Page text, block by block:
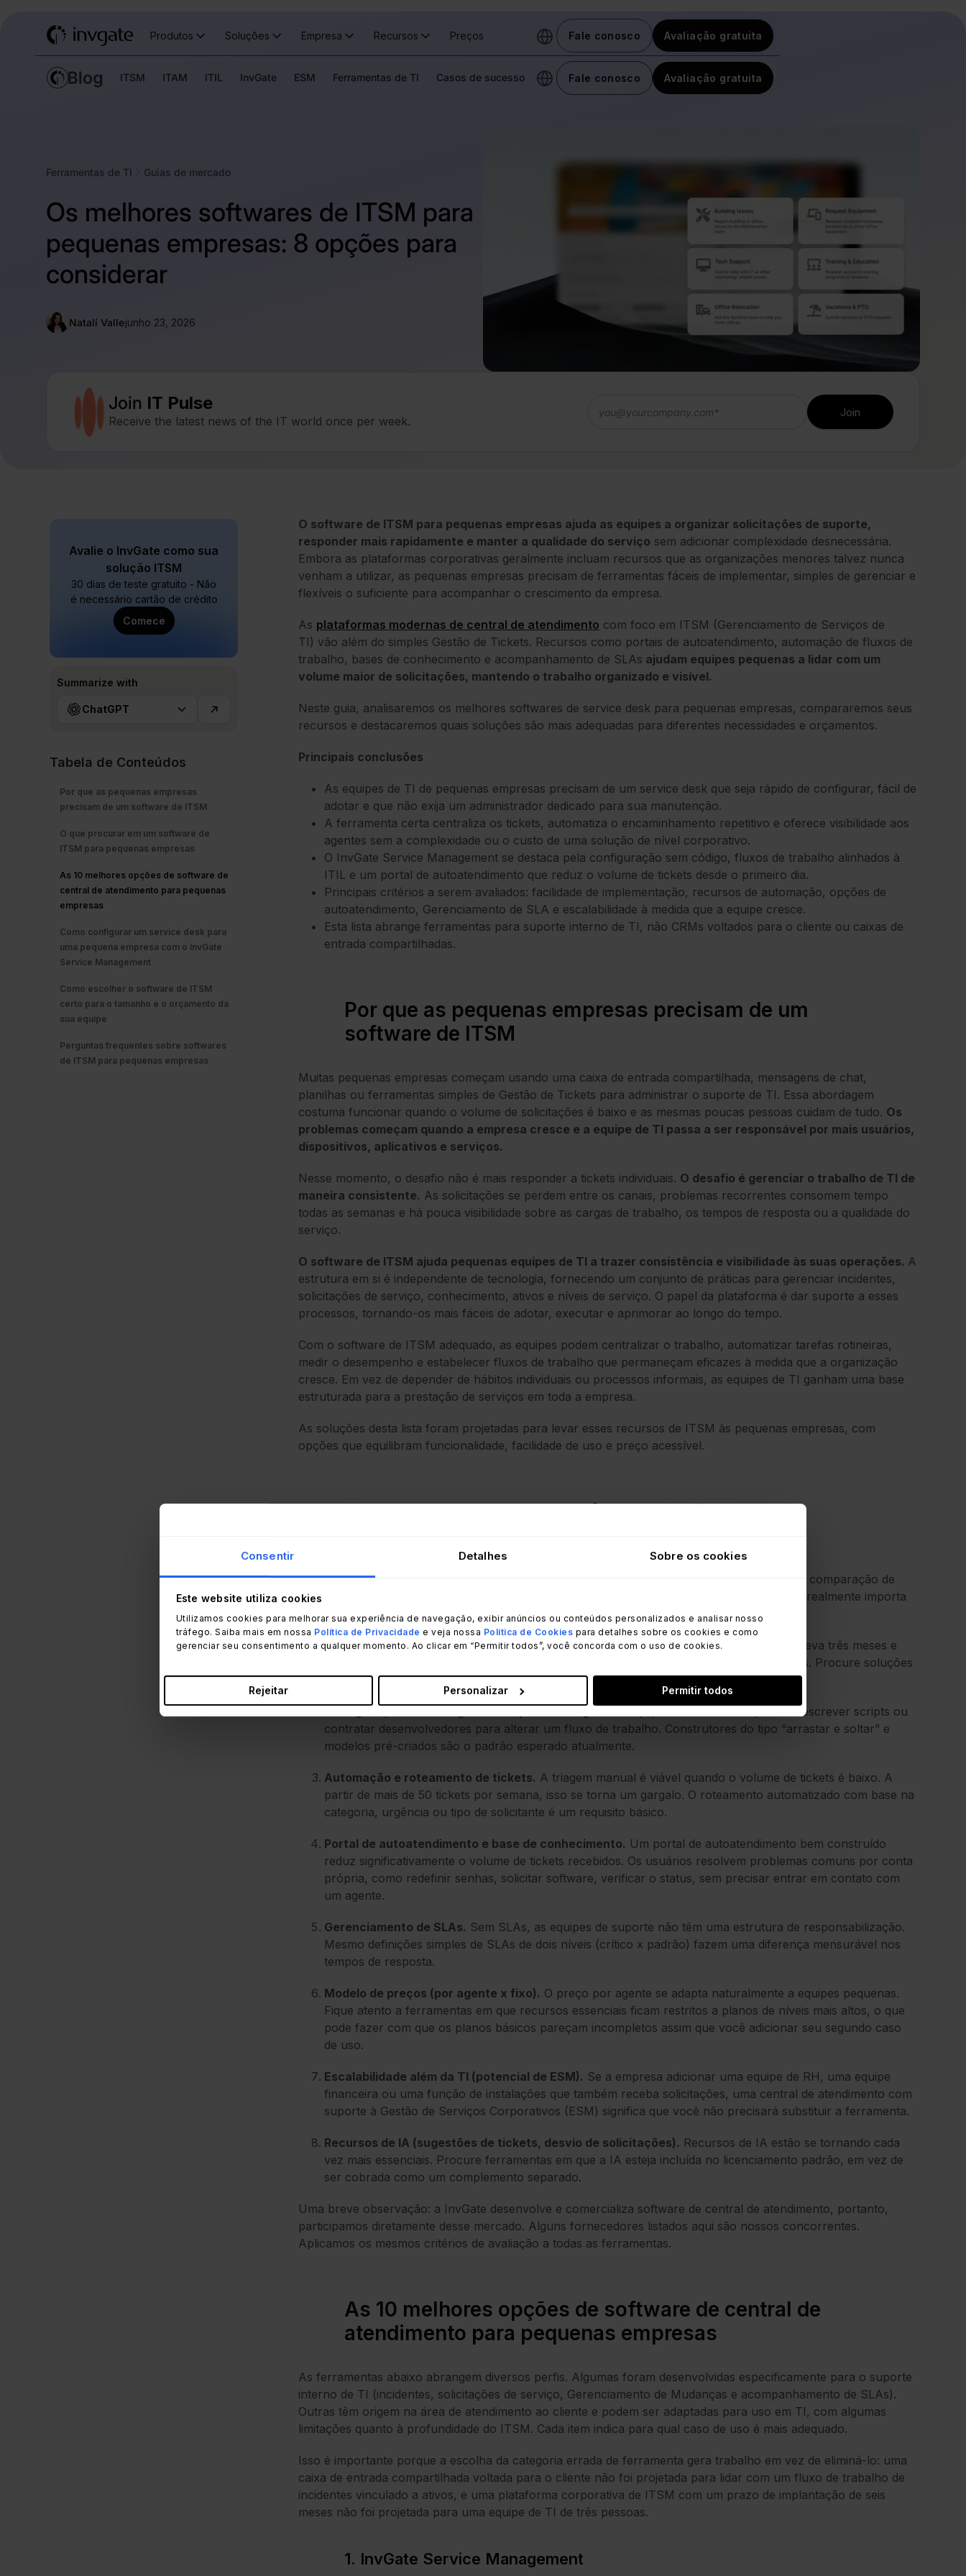
Consentir Detalhes Sobre os cookies
Este website utiliza cookies
Utilizamos cookies para melhorar sua experiência de navegação, exibir anúncios ou conteúdos personalizados e analisar nosso
tráfego. Saiba mais em nossa Política de Privacidade e veja nossa Política de Cookies para detalhes sobre os cookies e como
gerenciar seu consentimento a qualquer momento. Ao clicar em “Permitir todos”, você concorda com o uso de cookies.
Rejeitar Personalizar Permitir todos
Produtos Soluções Empresa Recursos Preços Fale conosco Avaliação gratuita
ITSM ITAM ITIL InvGate ESM Ferramentas de TI Casos de sucesso Fale conosco Avaliação gratuita
Ferramentas de TI Guias de mercado
Os melhores softwares de ITSM para
pequenas empresas: 8 opções para
considerar
Natalí Vallejunho 23, 2026
Join IT Pulse
Receive the latest news of the IT world once per week.
Avalie o InvGate como sua
solução ITSM
30 dias de teste gratuito - Não
é necessário cartão de crédito
Comece
Summarize with
ChatGPT
Tabela de Conteúdos
Por que as pequenas empresas
precisam de um software de ITSM
O que procurar em um software de
ITSM para pequenas empresas
As 10 melhores opções de software de
central de atendimento para pequenas
empresas
Como configurar um service desk para
uma pequena empresa com o InvGate
Service Management
Como escolher o software de ITSM
certo para o tamanho e o orçamento da
sua equipe
Perguntas frequentes sobre softwares
de ITSM para pequenas empresas
O software de ITSM para pequenas empresas ajuda as equipes a organizar solicitações de suporte,
responder mais rapidamente e manter a qualidade do serviço sem adicionar complexidade desnecessária.
Embora as plataformas corporativas geralmente incluam recursos que as organizações menores talvez nunca
venham a utilizar, as pequenas empresas precisam de ferramentas fáceis de implementar, simples de gerenciar e
flexíveis o suficiente para acompanhar o crescimento da empresa.
As plataformas modernas de central de atendimento com foco em ITSM (Gerenciamento de Serviços de
TI) vão além do simples Gestão de Tickets. Recursos como portais de autoatendimento, automação de fluxos de
trabalho, bases de conhecimento e acompanhamento de SLAs ajudam equipes pequenas a lidar com um
volume maior de solicitações, mantendo o trabalho organizado e visível.
Neste guia, analisaremos os melhores softwares de service desk para pequenas empresas, compararemos seus
recursos e destacaremos quais soluções são mais adequadas para diferentes necessidades e orçamentos.
Principais conclusões
As equipes de TI de pequenas empresas precisam de um service desk que seja rápido de configurar, fácil de
adotar e que não exija um administrador dedicado para sua manutenção.
A ferramenta certa centraliza os tickets, automatiza o encaminhamento repetitivo e oferece visibilidade aos
agentes sem a complexidade ou o custo de uma solução de nível corporativo.
O InvGate Service Management se destaca pela configuração sem código, fluxos de trabalho alinhados à
ITIL e um portal de autoatendimento que reduz o volume de tickets desde o primeiro dia.
Principais critérios a serem avaliados: facilidade de implementação, recursos de automação, opções de
autoatendimento, Gerenciamento de SLA e escalabilidade à medida que a equipe cresce.
Esta lista abrange ferramentas para suporte interno de TI, não CRMs voltados para o cliente ou caixas de
entrada compartilhadas.
Por que as pequenas empresas precisam de um
software de ITSM
Muitas pequenas empresas começam usando uma caixa de entrada compartilhada, mensagens de chat,
planilhas ou ferramentas simples de Gestão de Tickets para administrar o suporte de TI. Essa abordagem
costuma funcionar quando o volume de solicitações é baixo e as mesmas poucas pessoas cuidam de tudo. Os
problemas começam quando a empresa cresce e a equipe de TI passa a ser responsável por mais usuários,
dispositivos, aplicativos e serviços.
Nesse momento, o desafio não é mais responder a tickets individuais. O desafio é gerenciar o trabalho de TI de
maneira consistente. As solicitações se perdem entre os canais, problemas recorrentes consomem tempo
todas as semanas e há pouca visibilidade sobre as cargas de trabalho, os tempos de resposta ou a qualidade do
serviço.
O software de ITSM ajuda pequenas equipes de TI a trazer consistência e visibilidade às suas operações. A
estrutura em si é independente de tecnologia, fornecendo um conjunto de práticas para gerenciar incidentes,
solicitações de serviço, conhecimento, ativos e níveis de serviço. O papel da plataforma é dar suporte a esses
processos, tornando-os mais fáceis de adotar, executar e aprimorar ao longo do tempo.
Com o software de ITSM adequado, as equipes podem centralizar o trabalho, automatizar tarefas rotineiras,
medir o desempenho e estabelecer fluxos de trabalho que permaneçam eficazes à medida que a organização
cresce. Em vez de depender de hábitos individuais ou processos informais, as equipes de TI ganham uma base
estruturada para a prestação de serviços em toda a empresa.
As soluções desta lista foram projetadas para levar esses recursos de ITSM às pequenas empresas, com
opções que equilibram funcionalidade, facilidade de uso e preço acessível.
O que procurar em um software de ITSM para
O mercado de softwares de central de atendimento está saturado, e a maioria das páginas de comparação de
fornecedores dá a impressão de que todas as ferramentas fazem a mesma coisa. Veja o que realmente importa
especificamente para as equipes de TI de pequenas empresas:
Facilidade de configuração e tempo para entrar em operação. Uma ferramenta que leva três meses e
precisa de um consultor para ser configurada não é adequada para pequenas empresas. Procure soluções
que estejam operacionais em questão de horas, não de semanas.
Sua equipe de TI não deve precisar escrever scripts ou
contratar desenvolvedores para alterar um fluxo de trabalho. Construtores do tipo “arrastar e soltar” e
modelos pré-criados são o padrão esperado atualmente.
Automação e roteamento de tickets. A triagem manual é viável quando o volume de tickets é baixo. A
partir de mais de 50 tickets por semana, isso se torna um gargalo. O roteamento automatizado com base na
categoria, urgência ou tipo de solicitante é um requisito básico.
Portal de autoatendimento e base de conhecimento. Um portal de autoatendimento bem construído
reduz significativamente o volume de tickets recebidos. Os usuários resolvem problemas comuns por conta
própria, como redefinir senhas, solicitar software, verificar o status, sem precisar entrar em contato com
um agente.
Gerenciamento de SLAs. Sem SLAs, as equipes de suporte não têm uma estrutura de responsabilização.
Mesmo definições simples de SLAs de dois níveis (crítico x padrão) fazem uma diferença mensurável nos
tempos de resposta.
Modelo de preços (por agente x fixo). O preço por agente se adapta naturalmente a equipes pequenas.
Fique atento a ferramentas em que recursos essenciais ficam restritos a planos de níveis mais altos, o que
pode fazer com que os planos básicos pareçam incompletos assim que você adicionar seu segundo caso
de uso.
Escalabilidade além da TI (potencial de ESM). Se a empresa adicionar uma equipe de RH, uma equipe
financeira ou uma função de instalações que também receba solicitações, uma central de atendimento com
suporte à Gestão de Serviços Corporativos (ESM) significa que você não precisará substituir a ferramenta.
Recursos de IA (sugestões de tickets, desvio de solicitações). Recursos de IA estão se tornando cada
vez mais essenciais. Procure ferramentas em que a IA esteja incluída no licenciamento padrão, em vez de
ser cobrada como um complemento separado.
Uma breve observação: a InvGate desenvolve e comercializa software de central de atendimento, portanto,
participamos diretamente desse mercado. Alguns fornecedores listados aqui são nossos concorrentes.
Aplicamos os mesmos critérios de avaliação a todas as ferramentas.
As 10 melhores opções de software de central de
atendimento para pequenas empresas
As ferramentas abaixo abrangem diversos perfis. Algumas foram desenvolvidas especificamente para o suporte
interno de TI (incidentes, solicitações de serviço, Gerenciamento de Mudanças e acompanhamento de SLAs).
Outras têm origem na área de atendimento ao cliente e podem ser adaptadas para uso em TI, com algumas
limitações quanto à profundidade do ITSM. Cada item indica para qual caso de uso é mais adequado.
Isso é importante porque a escolha da categoria errada de ferramenta gera trabalho em vez de eliminá-lo: uma
caixa de entrada compartilhada voltada para o cliente não foi projetada para lidar com um fluxo de trabalho de
incidentes vinculado a ativos, e uma plataforma corporativa de ITSM com um prazo de implantação de seis
meses não foi projetada para uma equipe de TI de três pessoas.
1. InvGate Service Management